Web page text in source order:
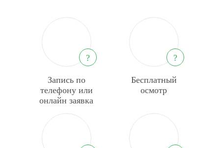
?
Запись по
телефону или
онлайн заявка
?
Бесплатный
осмотр